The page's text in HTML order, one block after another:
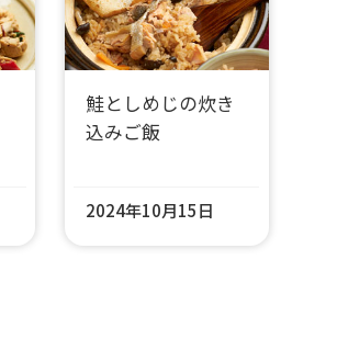
鮭としめじの炊き
込みご飯
2024年10月15日